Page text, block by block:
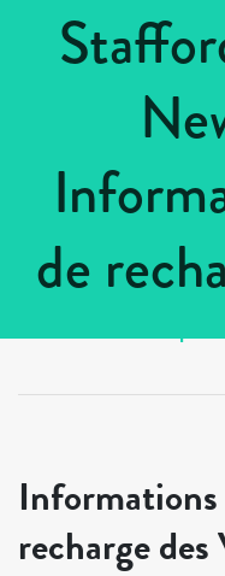
de
Informations
recharge des